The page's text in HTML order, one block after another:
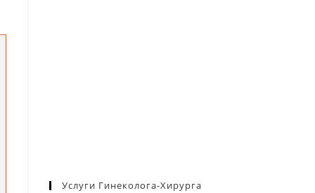
Услуги Гинеколога-Хирурга